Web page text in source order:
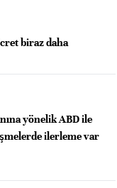
biraz daha
yönelik ABD ile
ilerleme var